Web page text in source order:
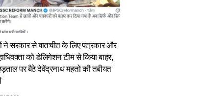
ने सरकार से बातचीत के लिए पत्रकार और
को डेलिगेशन टीम से किया बाहर,
पर बैठे देवेंद्रनाथ महतो की तबीयत